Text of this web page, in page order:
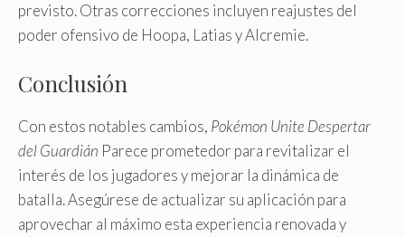
previsto. Otras correcciones incluyen reajustes del
poder ofensivo de Hoopa, Latias y Alcremie.
Conclusión
Con estos notables cambios, Pokémon Unite Despertar
del Guardián Parece prometedor para revitalizar el
interés de los jugadores y mejorar la dinámica de
batalla. Asegúrese de actualizar su aplicación para
aprovechar al máximo esta experiencia renovada y